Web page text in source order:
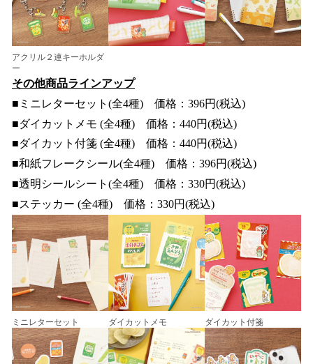
アクリル２連キーホルダ
ー
その他商品ラインアップ
■ミニレターセット(全4種) 価格：396円(税込)
■ダイカットメモ (全4種) 価格：440円(税込)
■ダイカット付箋 (全4種) 価格：440円(税込)
■和紙フレークシール(全4種) 価格：396円(税込)
■透明シールシート(全4種) 価格：330円(税込)
■ステッカー (全4種) 価格：330円(税込)
ミニレターセット ダイカットメモ ダイカット付箋